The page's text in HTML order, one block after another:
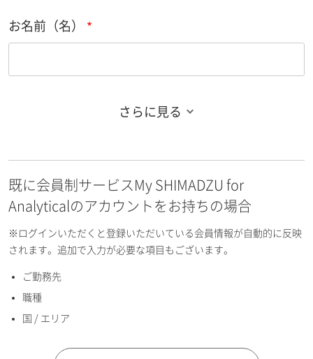
お名前（名）
お名前フリガナ（名）
E-mailアドレス（半角英数）
さらに見る
既に会員制サービスMy SHIMADZU for
Analyticalのアカウントをお持ちの場合
※ログインいただくと登録いただいている会員情報が自動的に反映
されます。追加で入力が必要な項目もございます。
ご勤務先
職種
国 / エリア